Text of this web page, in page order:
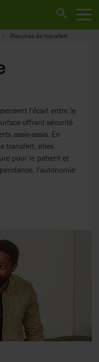
Planches de transfert
l'écart entre le
offrant sécurité
assis-assis. En
transfert, elles
pour le patient et
l'autonomie